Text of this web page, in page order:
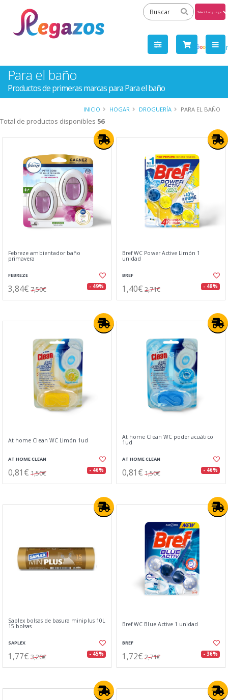
by
Para el baño
Productos de primeras marcas para Para el baño
INICIO HOGAR DROGUERÍA PARA EL BAÑO
Total de productos disponibles 56
Febreze ambientador baño
primavera
FEBREZE
3,84€ 7,50€ - 49%
Bref WC Power Active Limón 1
unidad
BREF
1,40€ 2,71€ - 48%
At home Clean WC Limón 1ud
AT HOME CLEAN
0,81€ 1,50€ - 46%
At home Clean WC poder acuático
1ud
AT HOME CLEAN
0,81€ 1,50€ - 46%
Saplex bolsas de basura miniplus 10L
15 bolsas
SAPLEX
1,77€ 3,20€ - 45%
Bref WC Blue Active 1 unidad
BREF
1,72€ 2,71€ - 36%